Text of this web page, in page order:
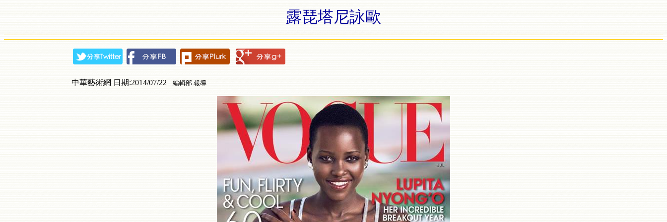
露琵塔尼詠歐
中華藝術網 日期:2014/07/22 編輯部 報導